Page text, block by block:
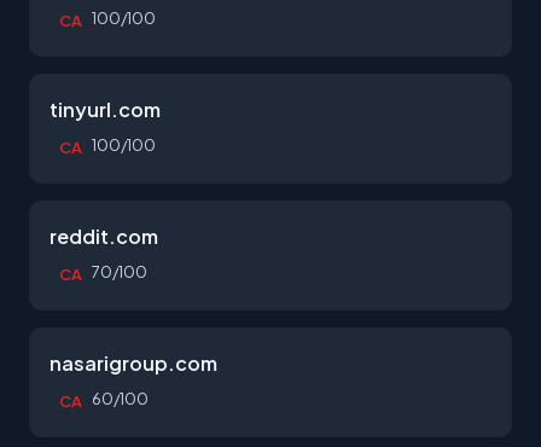
CA 100/100
tinyurl.com
CA 100/100
reddit.com
CA 70/100
nasarigroup.com
CA 60/100